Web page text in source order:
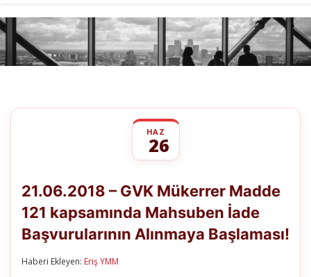
HAZ
26
GVK
Madde
kapsamında
21.06.2018 – GVK Mükerrer Madde
121 kapsamında Mahsuben İade
Başvurularının Alınmaya Başlaması!
Haberi Ekleyen: Eriş YMM